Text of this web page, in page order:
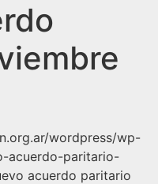
wordpress/wp-
acuerdo-paritario-
acuerdo paritario